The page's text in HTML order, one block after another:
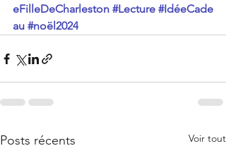
eFilleDeCharleston #Lecture #IdéeCade
au #noël2024
Posts récents Voir tout